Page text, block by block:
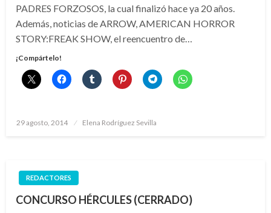
PADRES FORZOSOS, la cual finalizó hace ya 20 años.
Además, noticias de ARROW, AMERICAN HORROR
STORY:FREAK SHOW, el reencuentro de…
¡Compártelo!
Publicado
29 agosto, 2014 Elena Rodríguez Sevilla
REDACTORES
CONCURSO HÉRCULES (CERRADO)